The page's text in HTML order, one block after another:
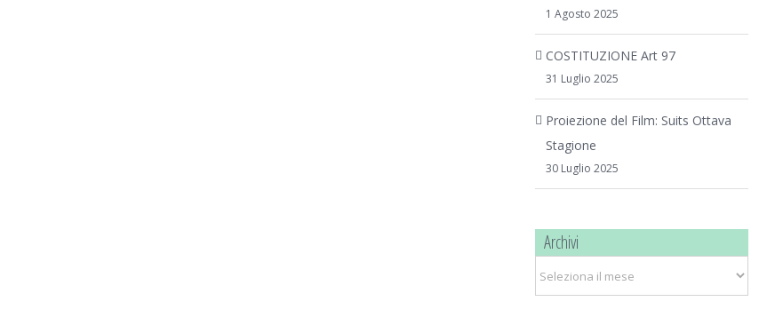
1 Agosto 2025
COSTITUZIONE Art 97
31 Luglio 2025
Proiezione del Film: Suits Ottava
Stagione
30 Luglio 2025
Archivi